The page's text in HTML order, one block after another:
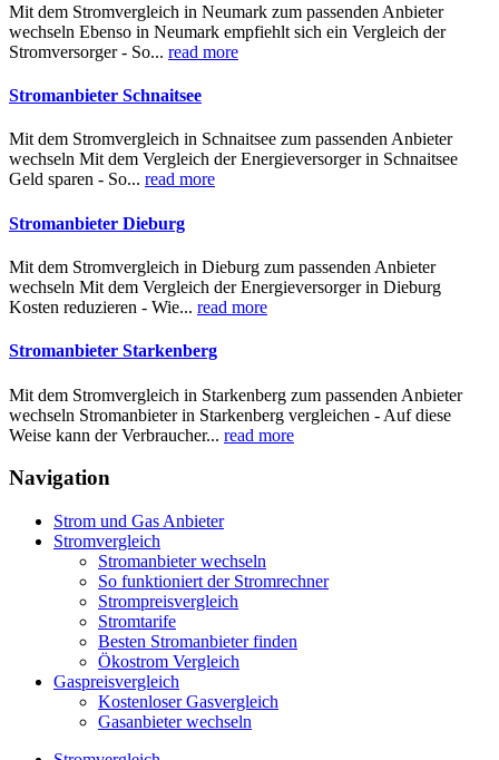
Mit dem Stromvergleich in Neumark zum passenden Anbieter
wechseln Ebenso in Neumark empfiehlt sich ein Vergleich der
Stromversorger - So... read more
Stromanbieter Schnaitsee
Mit dem Stromvergleich in Schnaitsee zum passenden Anbieter
wechseln Mit dem Vergleich der Energieversorger in Schnaitsee
Geld sparen - So... read more
Stromanbieter Dieburg
Mit dem Stromvergleich in Dieburg zum passenden Anbieter
wechseln Mit dem Vergleich der Energieversorger in Dieburg
Kosten reduzieren - Wie... read more
Stromanbieter Starkenberg
Mit dem Stromvergleich in Starkenberg zum passenden Anbieter
wechseln Stromanbieter in Starkenberg vergleichen - Auf diese
Weise kann der Verbraucher... read more
Navigation
Strom und Gas Anbieter
Stromvergleich
Stromanbieter wechseln
So funktioniert der Stromrechner
Strompreisvergleich
Stromtarife
Besten Stromanbieter finden
Ökostrom Vergleich
Gaspreisvergleich
Kostenloser Gasvergleich
Gasanbieter wechseln